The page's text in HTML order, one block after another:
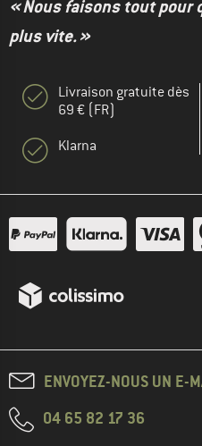
« Nous faisons tout pour
plus vite. »
Livraison gratuite dès
69 € (FR)
Klarna
ENVOYEZ-NOUS UN E-
04 65 82 17 36